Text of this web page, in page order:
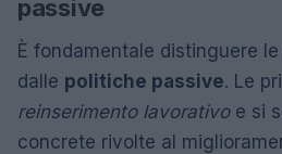
passive
È fondamentale distinguere le
dalle politiche passive. Le
reinserimento lavorativoe si
concrete rivolte al